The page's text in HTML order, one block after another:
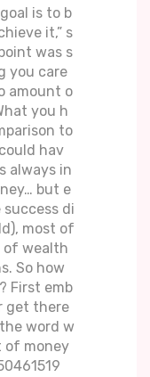
is to b
it,” s
was s
you care
amount o
you h
to
hav
always in
but e
success di
most of
of wealth
So how
First emb
get there
word w
of money